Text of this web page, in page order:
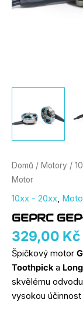
Domů / Motory /
Motor
10xx - 20xx,
GEPRC
329,00 Kč
Špičkový motor
Toothpicka
skvělému
vysokou